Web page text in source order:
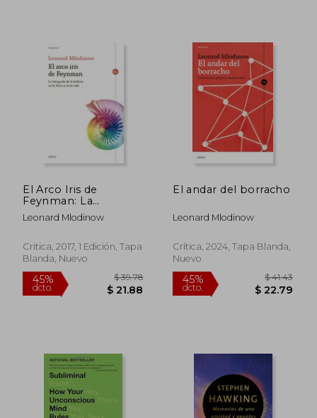
$ 30.49
45%
dcto.
El Arco Iris de
Feynman: La
Búsqueda de la
Belleza en la Física y
Leonard Mlodinow
Critica, 2017, 1 Edición, Tapa
Blanda, Nuevo
El andar del borracho
Leonard Mlodinow
Crítica, 2024, Tapa Blanda,
Nuevo